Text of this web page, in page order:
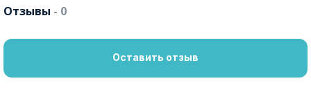
Отзывы - 0
Оставить отзыв